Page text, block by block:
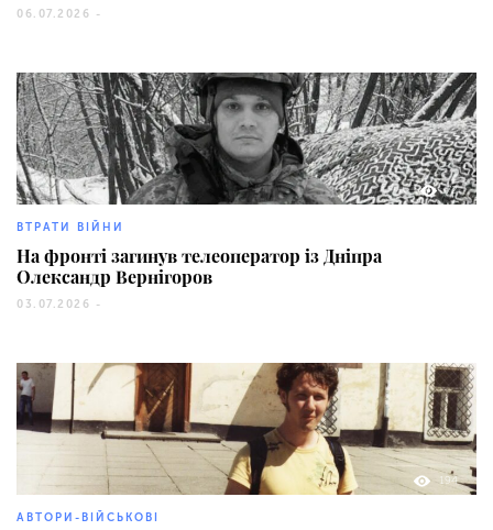
06.07.2026 -
72
ВТРАТИ ВІЙНИ
На фронті загинув телеоператор із Дніпра
Олександр Вернігоров
03.07.2026 -
194
АВТОРИ-ВІЙСЬКОВІ